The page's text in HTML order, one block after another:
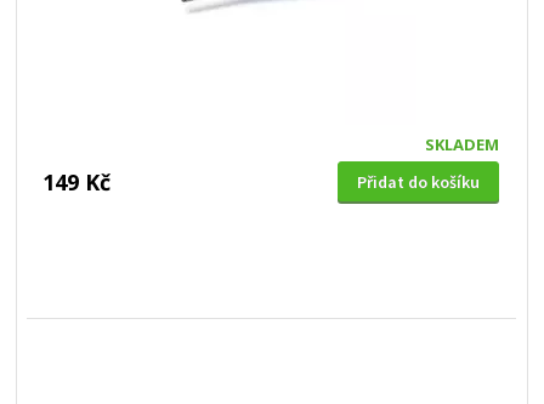
SKLADEM
149 Kč Přidat do košíku